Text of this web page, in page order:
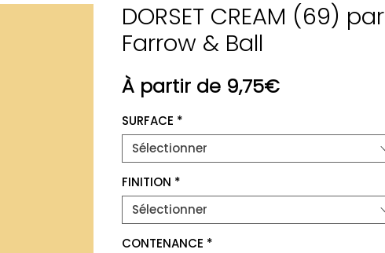
DORSET CREAM (69) par
Farrow & Ball
À partir de 9,75€Prix
SURFACE *
Sélectionner
FINITION *
Sélectionner
CONTENANCE *